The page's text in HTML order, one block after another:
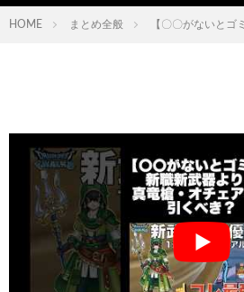
HOME まとめ全般 【〇〇がないと